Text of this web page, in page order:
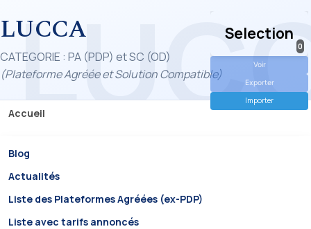
LUCCA
CATEGORIE : PA (PDP) et SC (OD)
(Plateforme Agréée et Solution Compatible)
Accueil
Blog
Actualités
Liste des Plateformes Agréées (ex-PDP)
Liste avec tarifs annoncés
Selection
0
Voir
Exporter
Importer